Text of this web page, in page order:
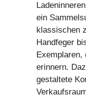
ein
klassischen
Handfeger
Exemplaren,
erinnern.
gestaltete